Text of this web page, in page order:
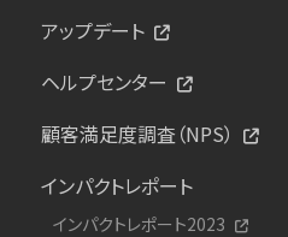
アップデート
ヘルプセンター
顧客満足度調査（NPS）
インパクトレポート
インパクトレポート2023